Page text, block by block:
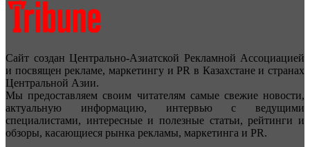
Сайт создан Центрально-Азиатской Рекламной Ассоциацией
и посвящен рекламе, маркетингу и PR в Казахстане и странах
Центральной Азии.
Мы предоставляем своим читателям самые свежие новости,
актуальную информацию, интервью с ведущими
специалистами, интересные и полезные статьи, рейтинги и
обзоры, касающиеся рынка рекламы, маркетинга и PR.